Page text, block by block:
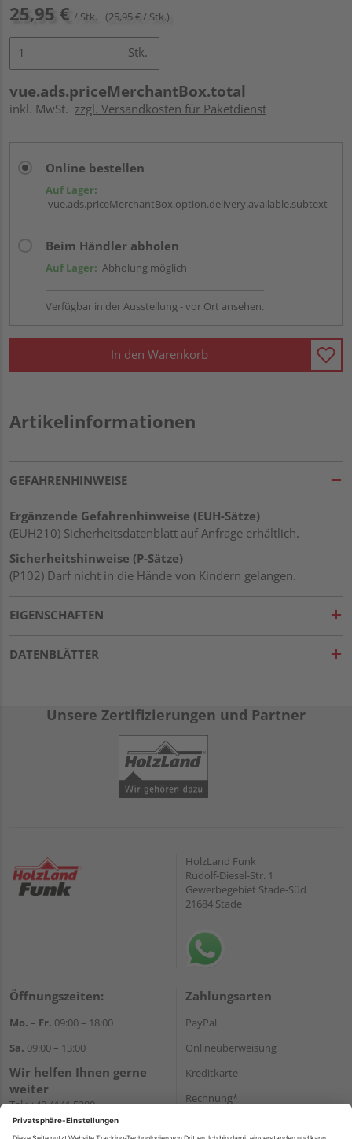
25,95 € / Stk. (25,95 € / Stk.)
Stk.
vue.ads.priceMerchantBox.total
inkl. MwSt. zzgl. Versandkosten für Paketdienst
Online bestellen
Auf Lager:
vue.ads.priceMerchantBox.option.delivery.available.subtext
Beim Händler abholen
Auf Lager: Abholung möglich
Verfügbar in der Ausstellung - vor Ort ansehen.
In den Warenkorb
Artikelinformationen
GEFAHRENHINWEISE
Ergänzende Gefahrenhinweise (EUH-Sätze)
(EUH210) Sicherheitsdatenblatt auf Anfrage erhältlich.
Sicherheitshinweise (P-Sätze)
(P102) Darf nicht in die Hände von Kindern gelangen.
EIGENSCHAFTEN
DATENBLÄTTER
Unsere Zertifizierungen und Partner
HolzLand Funk
Rudolf-Diesel-Str. 1
Gewerbegebiet Stade-Süd
21684 Stade
Öffnungszeiten:
Mo. – Fr. 09:00 – 18:00
Sa. 09:00 – 13:00
Wir helfen Ihnen gerne
weiter
Tel.:+49 4141 5380
E-Mail:shop@holzland-funk.de
Zahlungsarten
PayPal
Onlineüberweisung
Kreditkarte
Rechnung*